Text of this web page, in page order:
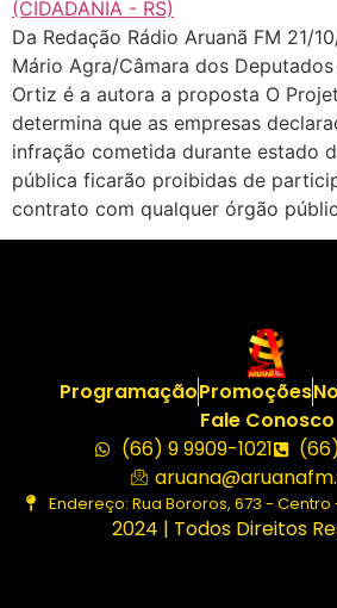
Da Redação Rádio Aruanã FM 21/
Mário Agra/Câmara dos
Ortiz é a autora a proposta O
determina que as empresas
infração cometida durante estado
pública ficarão proibidas de
contrato com qualquer órgão
ProgramaçãoPromoções
Fale Conosco
(66) 9 9909-1021
Endereço: Rua Bororos, 673 -
2024 | Todos Direitos